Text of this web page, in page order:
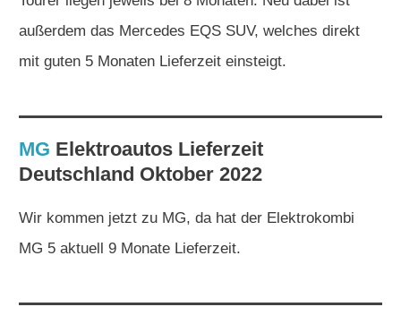
außerdem das Mercedes EQS SUV, welches direkt
mit guten 5 Monaten Lieferzeit einsteigt.
MG Elektroautos Lieferzeit
Deutschland Oktober 2022
Wir kommen jetzt zu MG, da hat der Elektrokombi
MG 5 aktuell 9 Monate Lieferzeit.